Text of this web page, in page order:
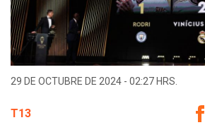
29 DE OCTUBRE DE 2024 - 02:27 HRS.
T13